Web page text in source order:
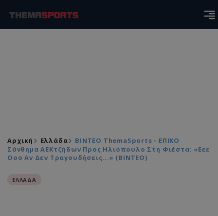
Αρχική Ελλάδα
ΒΙΝΤΕΟ ThemaSports - ΕΠΙΚΟ
Σύνθημα ΑΕΚτζήδων Προς Ηλιόπουλο Στη Φιέστα: «Εεε
Οοο Αν Δεν Τραγουδήσεις...» (ΒΙΝΤΕΟ)
ΕΛΛΑΔΑ